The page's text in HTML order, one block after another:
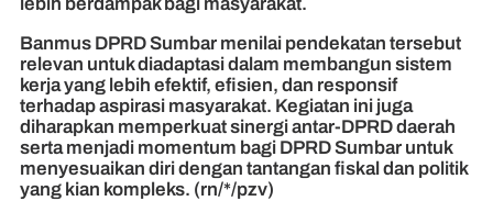
Banmus DPRD Sumbar menilai pendekatan tersebut
relevan untuk diadaptasi dalam membangun sistem
kerja yang lebih efektif, efisien, dan responsif
terhadap aspirasi masyarakat. Kegiatan ini juga
diharapkan memperkuat sinergi antar-DPRD daerah
serta menjadi momentum bagi DPRD Sumbar untuk
menyesuaikan diri dengan tantangan fiskal dan politik
yang kian kompleks. (rn/*/pzv)